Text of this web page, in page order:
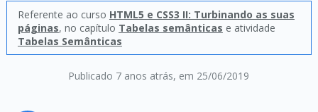
Publicado 7 anos atrás, em 25/06/2019
Referente ao curso HTML5 e CSS3 II: Turbinando as suas
páginas, no capítulo Tabelas semânticas e atividade
Tabelas Semânticas